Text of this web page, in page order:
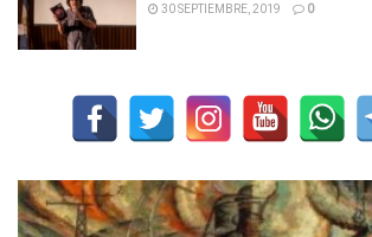
30 SEPTIEMBRE, 2019 0